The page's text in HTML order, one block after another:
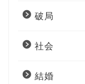
破局
社会
結婚